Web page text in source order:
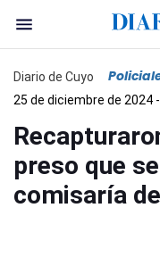
Diario de Cuyo
25 de diciembre de 2024
preso que
comisaría